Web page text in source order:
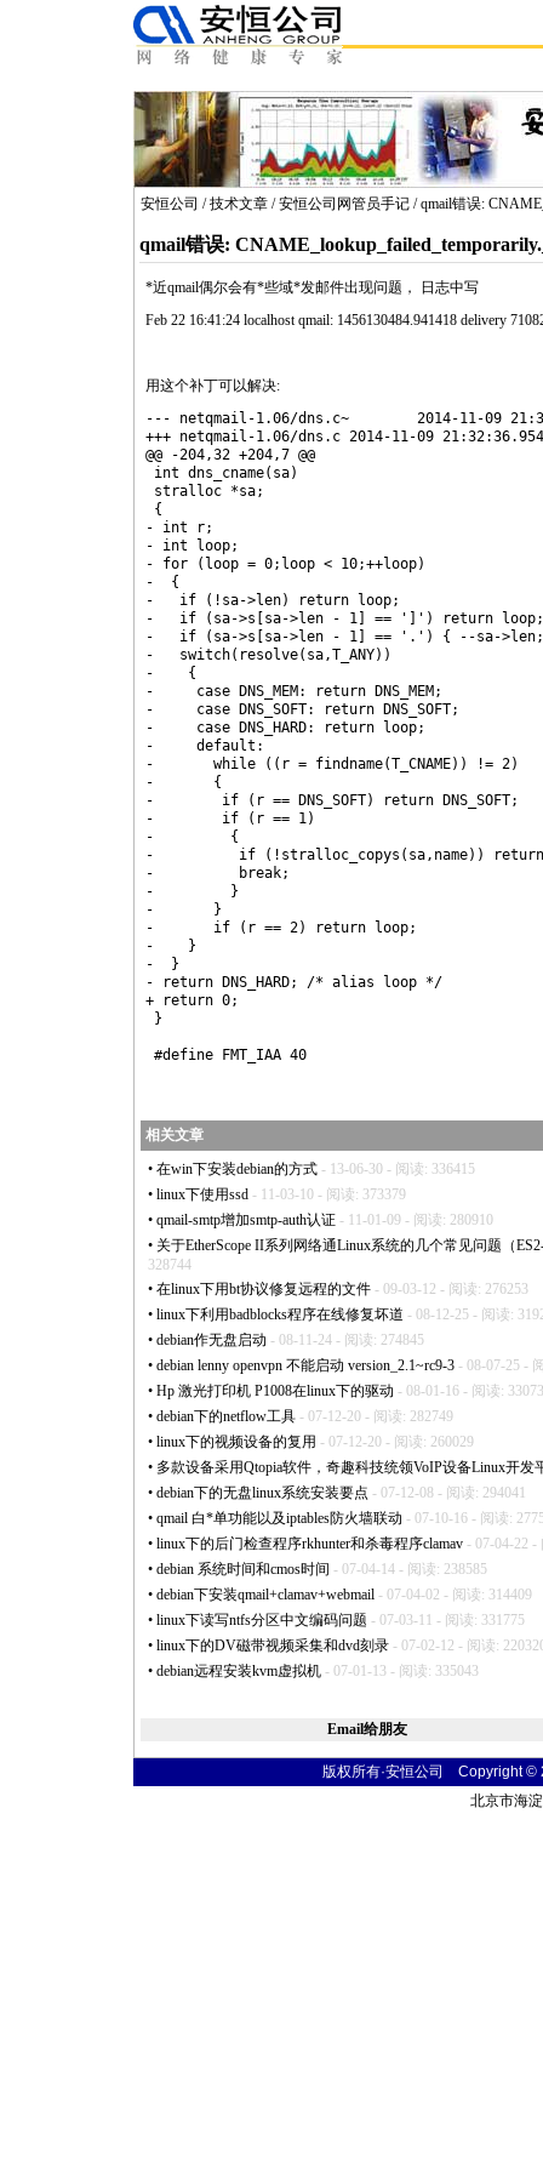
安恒公司 /技术文章 /安恒公司网管员手记 / qmail错误:
qmail错误:
*近qmail偶尔会有*些域*发邮件出现问题， 日志中写
Feb 22 16:41:24 localhostqmail: 1456130484.941418 delivery
用这个补丁可以解决:
--- netqmail -1.06/dns.c~	2014-11-09 21:30:43.000000000 +0100
+++ netqmail -1.06/dns.c	2014-11-09 21:32:36.954314782 +0100
@@ -204,32 +204,7 @@
int dns_ cname(sa)
stralloc *sa;
{
- int r;
- int loop;
- for (loop = 0;loop < 10;++loop)
-  {
-   if (!sa->len) return loop;
-   if (sa->s[sa->len - 1] == ']') return loop;
-   if (sa->s[sa->len - 1] == '.') { --sa-
-   switch(resolve(sa,T_ANY))
-    {
-     case DNS_MEM: return DNS_MEM;
-     case DNS_SOFT: return DNS_SOFT;
-     case DNS_HARD: return loop;
-     default:
-       while ((r = findname(T_CNAME)) != 2)
-	{
-	 if (r == DNS_SOFT) return DNS_SOFT;
-	 if (r == 1)
-	  {
-	   if (!stralloc_copys(sa,name)) return DNS_MEM;
-	   break;
-	  }
-	}
-       if (r == 2) return loop;
-    }
-  }
- return DNS_HARD; /* alias loop */
+ return 0;
}
#define FMT_IAA 40
相关文章
• 在win下安装debian的方式 - 13-06-30 - 阅读: 336415
• linux下使用ssd - 11-03-10 - 阅读: 373379
• qmail-smtp增加smtp-auth认证 - 11-01-09 - 阅读: 280910
• 关于EtherScope II系列网络通Linux系统的几个常见问题（
328744
• 在linux下用bt协议修复远程的文件 - 09-03-12 - 阅读: 276253
• linux下利用badblocks程序在线修复坏道 - 08-12-25 - 阅读:
• debian作无盘启动 - 08-11-24 - 阅读: 274845
• debian lenny openvpn 不能启动 version_2.1~rc9-3 - 08-07-25 -
• Hp 激光打印机 P1008在linux下的驱动 - 08-01-16 - 阅读:
• debian下的netflow工具 - 07-12-20 - 阅读: 282749
• linux下的视频设备的复用 - 07-12-20 - 阅读: 260029
• 多款设备采用Qtopia软件，奇趣科技统领VoIP设备Linux开发
• debian下的无盘linux系统安装要点 - 07-12-08 - 阅读: 294041
• qmail 白*单功能以及iptables防火墙联动 - 07-10-16 - 阅读:
• linux下的后门检查程序rkhunter和杀毒程序clamav - 07-04-22 -
• debian 系统时间和cmos时间 - 07-04-14 - 阅读: 238585
• debian下安装qmail+clamav+webmail - 07-04-02 - 阅读: 314409
• linux下读写ntfs分区中文编码问题 - 07-03-11 - 阅读: 331775
• linux下的DV磁带视频采集和dvd刻录 - 07-02-12 - 阅读:
• debian远程安装kvm虚拟机 - 07-01-13 - 阅读: 335043
Email给朋友
版权所有·安恒公司 Copyright
北京市海